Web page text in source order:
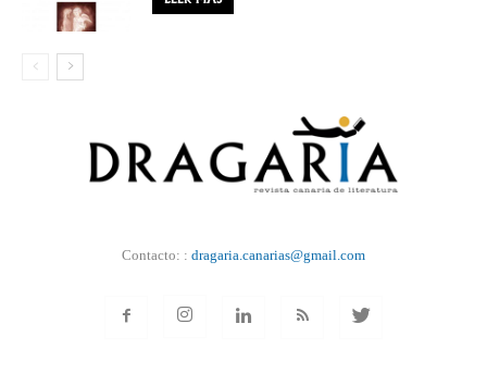
Contacto: : dragaria.canarias@gmail.com